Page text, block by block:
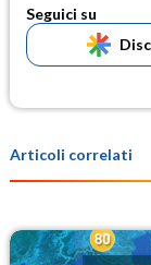
Seguici su
Articoli correlati